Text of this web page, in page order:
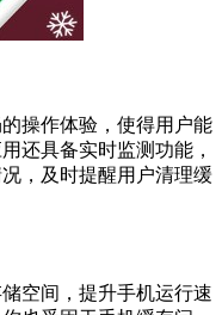
操作体验，使得用户能
还具备实时监测功能，
，及时提醒用户清理缓
空间，提升手机运行速